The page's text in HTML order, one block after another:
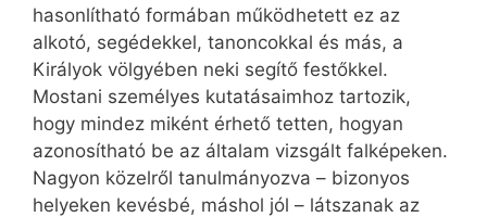
hasonlítható formában működhetett ez az
alkotó, segédekkel, tanoncokkal és más, a
Királyok völgyében neki segítő festőkkel.
Mostani személyes kutatásaimhoz tartozik,
hogy mindez miként érhető tetten, hogyan
azonosítható be az általam vizsgált falképeken.
Nagyon közelről tanulmányozva – bizonyos
helyeken kevésbé, máshol jól – látszanak az